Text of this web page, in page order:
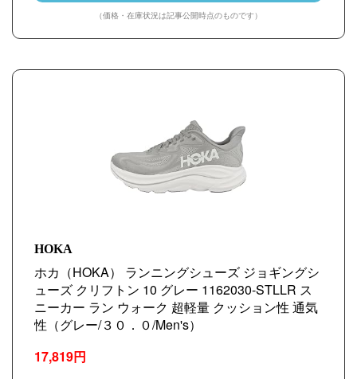
（価格・在庫状況は記事公開時点のものです）
HOKA
ホカ（HOKA） ランニングシューズ ジョギングシ
ューズ クリフトン 10 グレー 1162030-STLLR ス
ニーカー ラン ウォーク 超軽量 クッション性 通気
性（グレー/３０．０/Men's）
17,819円